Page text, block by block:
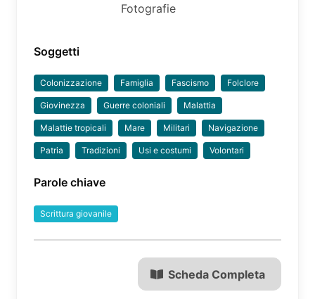
Fotografie
Soggetti
Colonizzazione Famiglia Fascismo Folclore
Giovinezza Guerre coloniali Malattia
Malattie tropicali Mare Militari Navigazione
Patria Tradizioni Usi e costumi Volontari
Parole chiave
Scrittura giovanile
Scheda Completa